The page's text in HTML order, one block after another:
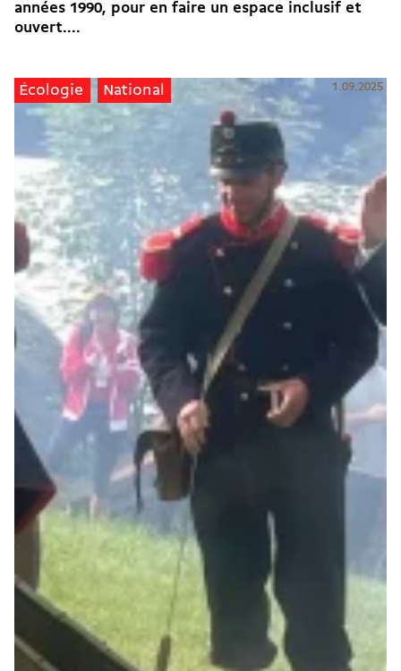
années 1990, pour en faire un espace inclusif et
ouvert....
Écologie National 1.09.2025